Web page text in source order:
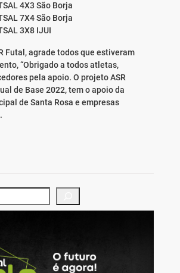
4X3 São Borja
7X4 São Borja
3X8 IJUI
Futal, agrade todos que estiveram
“Obrigado a todos atletas,
pela apoio. O projeto ASR
de Base 2022, tem o apoio da
de Santa Rosa e empresas